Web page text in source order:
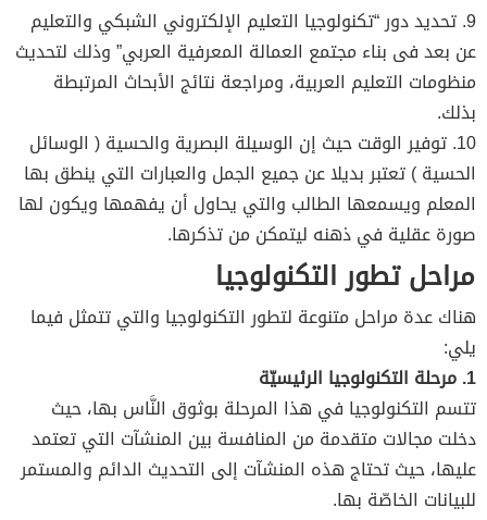
9. تحديد دور “تكنولوجيا التعليم الإلكتروني الشبكي والتعليم
عن بعد فى بناء مجتمع العمالة المعرفية العربي” وذلك لتحديث
منظومات التعليم العربية، ومراجعة نتائج الأبحاث المرتبطة
بذلك.
10. توفير الوقت حيث إن الوسيلة البصرية والحسية ( الوسائل
الحسية ) تعتبر بديلا عن جميع الجمل والعبارات التي ينطق بها
المعلم ويسمعها الطالب والتي يحاول أن يفهمها ويكون لها
صورة عقلية في ذهنه ليتمكن من تذكرها.
مراحل تطور التكنولوجيا
هناك عدة مراحل متنوعة لتطور التكنولوجيا والتي تتمثل فيما
يلي:
1. مرحلة التكنولوجيا الرئيسيّة
تتسم التكنولوجيا في هذا المرحلة بوثوق النَّاس بها، حيث
دخلت مجالات متقدمة من المنافسة بين المنشآت التي تعتمد
عليها، حيث تحتاج هذه المنشآت إلى التحديث الدائم والمستمر
للبيانات الخاصّة بها.